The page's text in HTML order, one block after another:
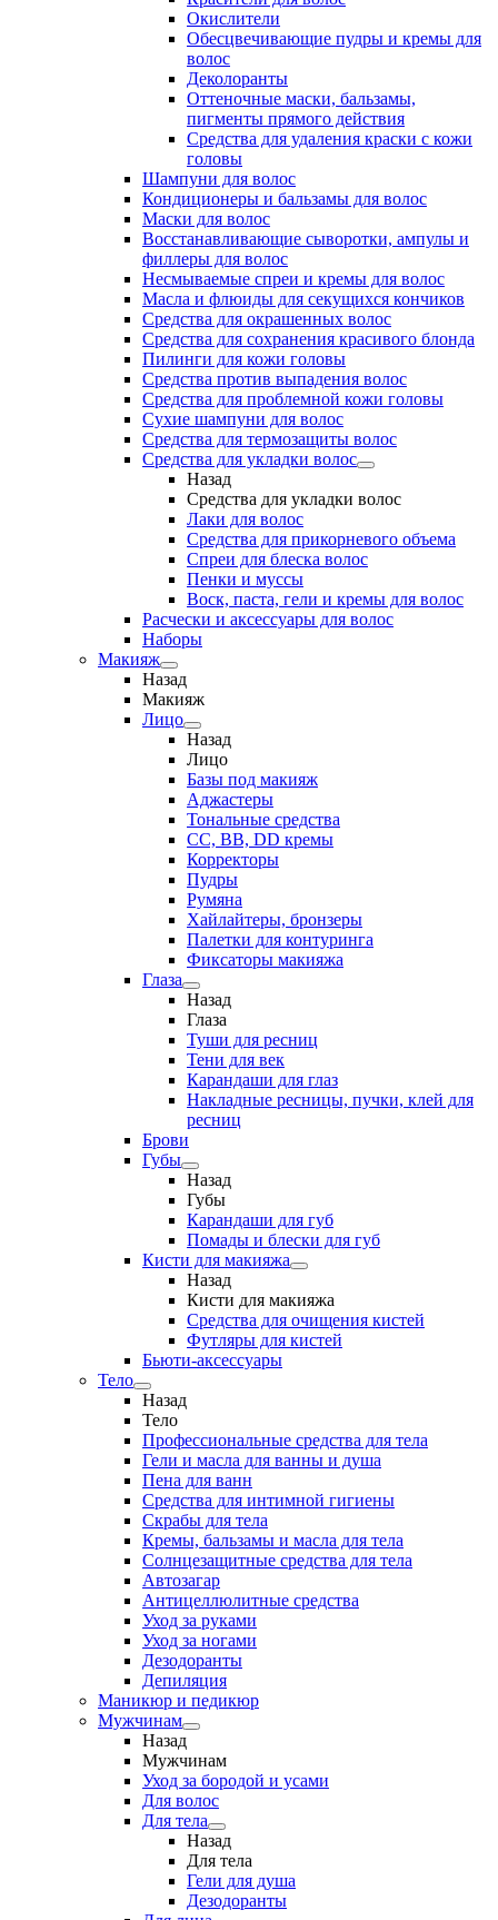
Окислители
Обесцвечивающие пудры и кремы для
волос
Деколоранты
Оттеночные маски, бальзамы,
пигменты прямого действия
Средства для удаления краски с кожи
головы
Шампуни для волос
Кондиционеры и бальзамы для волос
Маски для волос
Восстанавливающие сыворотки, ампулы и
филлеры для волос
Несмываемые спреи и кремы для волос
Масла и флюиды для секущихся кончиков
Средства для окрашенных волос
Средства для сохранения красивого блонда
Пилинги для кожи головы
Средства против выпадения волос
Средства для проблемной кожи головы
Сухие шампуни для волос
Средства для термозащиты волос
Средства для укладки волос
Назад
Средства для укладки волос
Лаки для волос
Средства для прикорневого объема
Спреи для блеска волос
Пенки и муссы
Воск, паста, гели и кремы для волос
Расчески и аксессуары для волос
Наборы
Макияж
Назад
Макияж
Лицо
Назад
Лицо
Базы под макияж
Аджастеры
Тональные средства
CC, BB, DD кремы
Корректоры
Пудры
Румяна
Хайлайтеры, бронзеры
Палетки для контуринга
Фиксаторы макияжа
Глаза
Назад
Глаза
Туши для ресниц
Тени для век
Карандаши для глаз
Накладные ресницы, пучки, клей для
ресниц
Брови
Губы
Назад
Губы
Карандаши для губ
Помады и блески для губ
Кисти для макияжа
Назад
Кисти для макияжа
Средства для очищения кистей
Футляры для кистей
Бьюти-аксессуары
Тело
Назад
Тело
Профессиональные средства для тела
Гели и масла для ванны и душа
Пена для ванн
Средства для интимной гигиены
Скрабы для тела
Кремы, бальзамы и масла для тела
Солнцезащитные средства для тела
Автозагар
Антицеллюлитные средства
Уход за руками
Уход за ногами
Дезодоранты
Депиляция
Маникюр и педикюр
Мужчинам
Назад
Мужчинам
Уход за бородой и усами
Для волос
Для тела
Назад
Для тела
Гели для душа
Дезодоранты